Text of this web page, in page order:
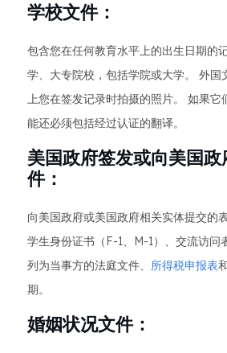
学校文件：
包含您在任何教育水平上的出生日期的
学、大专院校，包括学院或大学。 外国
上您在签发记录时拍摄的照片。 如果它
能还必须包括经过认证的翻译。
美国政府签发或向美国
件：
向美国政府或美国政府相关实体提交的
学生身份证书（F-1、M-1）、交流访问
列为当事方的法庭文件、 所得税申报表
期。
婚姻状况文件：